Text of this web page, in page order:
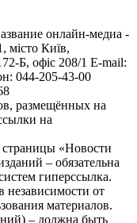
онлайн-медиа -
місто Київ,
Б, офіс 208/1 E-mail:
044-205-43-00
размещённых на
на
«Новости
– обязательна
гиперссылка.
от
материалов.
– должна быть